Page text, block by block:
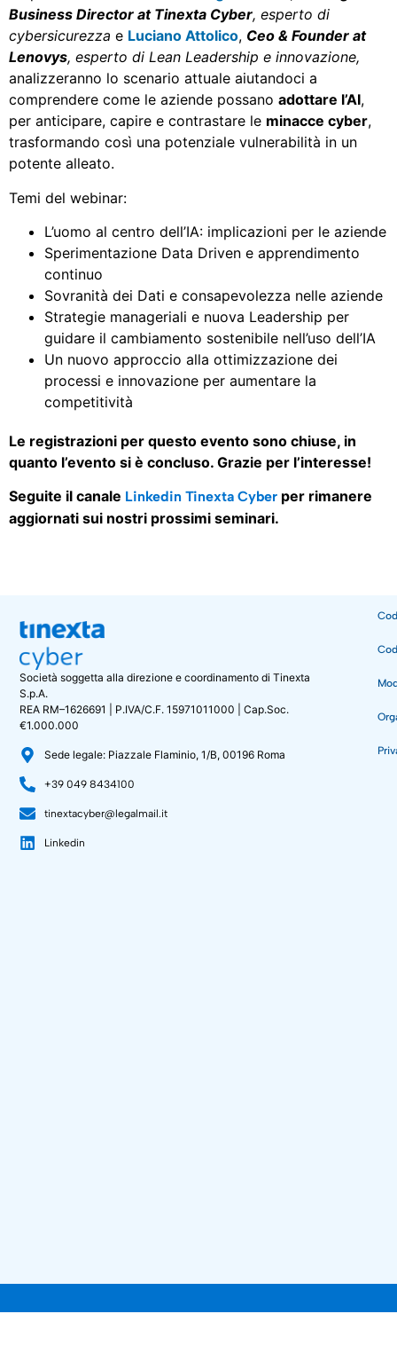
Business Director at Tinexta Cyber, esperto di
cybersicurezza e Luciano Attolico, Ceo & Founder at
Lenovys, esperto di Lean Leadership e innovazione,
analizzeranno lo scenario attuale aiutandoci a
comprendere come le aziende possano adottare l’AI,
per anticipare, capire e contrastare le minacce cyber,
trasformando così una potenziale vulnerabilità in un
potente alleato.
Temi del webinar:
L’uomo al centro dell’IA: implicazioni per le aziende
Sperimentazione Data Driven e apprendimento
continuo
Sovranità dei Dati e consapevolezza nelle aziende
Strategie manageriali e nuova Leadership per
guidare il cambiamento sostenibile nell’uso dell’IA
Un nuovo approccio alla ottimizzazione dei
processi e innovazione per aumentare la
competitività
Le registrazioni per questo evento sono chiuse, in
quanto l’evento si è concluso. Grazie per l’interesse!
Seguite il canale Linkedin Tinexta Cyber per rimanere
aggiornati sui nostri prossimi seminari.
Società soggetta alla direzione e coordinamento di Tinexta
S.p.A.
REA RM–1626691 | P.IVA/C.F. 15971011000 | Cap.Soc.
€1.000.000
Sede legale: Piazzale Flaminio, 1/B, 00196 Roma
+39 049 8434100
tinextacyber@legalmail.it
Linkedin